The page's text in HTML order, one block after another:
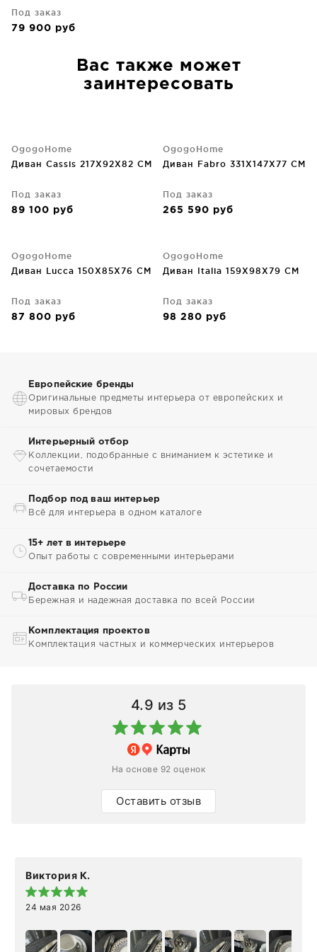
Под заказ
79 900 руб
Вас также может
заинтересовать
OgogoHome
Диван Cassis 217X92X82 CM
Под заказ
89 100 руб
OgogoHome
Диван Fabro 331X147X77 CM
Под заказ
265 590 руб
OgogoHome
Диван Lucca 150X85X76 CM
Под заказ
87 800 руб
OgogoHome
Диван Italia 159X98X79 CM
Под заказ
98 280 руб
Европейские бренды
Оригинальные предметы интерьера от европейских и
мировых брендов
Интерьерный отбор
Коллекции, подобранные с вниманием к эстетике и
сочетаемости
Подбор под ваш интерьер
Всё для интерьера в одном каталоге
15+ лет в интерьере
Опыт работы с современными интерьерами
Доставка по России
Бережная и надежная доставка по всей России
Комплектация проектов
Комплектация частных и коммерческих интерьеров
4.9 из 5
На основе 92 оценок
Оставить отзыв
Виктория К.
24 мая 2026